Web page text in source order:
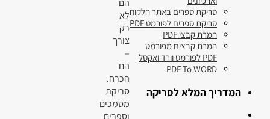
הם
לא
רק
צורך
–
הם
הכרח.
סריקת
מסמכים
וספרים
סריקת ספרים באתר הלקוח
סריקת ספרים לפורמט PDF
המרת קבצי PDF
המרת קבצים מפורמט
PDF לפורמט וורד ואקסל
PDF To WORD
המדריך המלא לסריקה